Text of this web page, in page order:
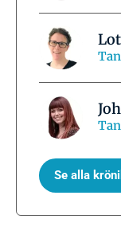
Se alla